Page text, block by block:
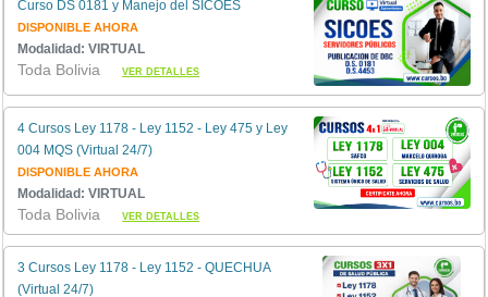
Curso DS 0181 y Manejo del SICOES
DISPONIBLE AHORA
Modalidad: VIRTUAL
Toda BoliviaVER DETALLES
4 Cursos Ley 1178 - Ley 1152 - Ley 475 y Ley
004 MQS (Virtual 24/7)
DISPONIBLE AHORA
Modalidad: VIRTUAL
Toda BoliviaVER DETALLES
3 Cursos Ley 1178 - Ley 1152 - QUECHUA
(Virtual 24/7)